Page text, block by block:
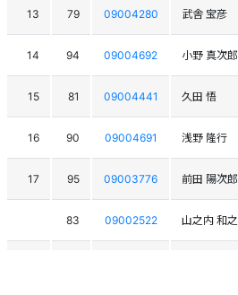
13 79 09004280 武舎 宝彦
14 94 09004692 小野 真次郎
15 81 09004441 久田 悟
16 90 09004691 浅野 隆行
17 95 09003776 前田 陽次郎
83 09002522 山之内 和之